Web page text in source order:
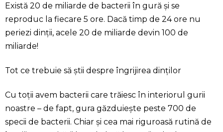
Există 20 de miliarde de bacterii în gură și se
reproduc la fiecare 5 ore. Dacă timp de 24 ore nu
periezi dinții, acele 20 de miliarde devin 100 de
miliarde!
Tot ce trebuie să știi despre îngrijirea dinților
Cu toții avem bacterii care trăiesc în interiorul gurii
noastre – de fapt, gura găzduiește peste 700 de
specii de bacterii. Chiar și cea mai riguroasă rutină de